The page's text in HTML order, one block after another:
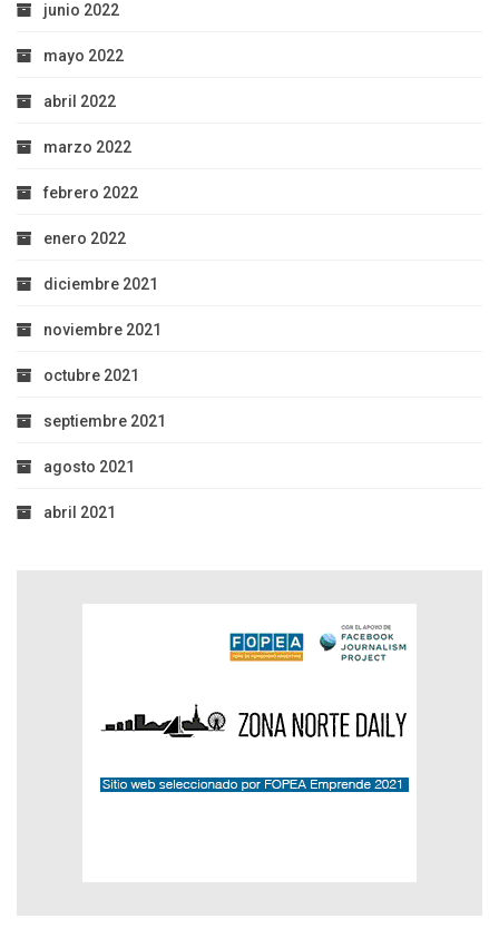
junio 2022
mayo 2022
abril 2022
marzo 2022
febrero 2022
enero 2022
diciembre 2021
noviembre 2021
octubre 2021
septiembre 2021
agosto 2021
abril 2021